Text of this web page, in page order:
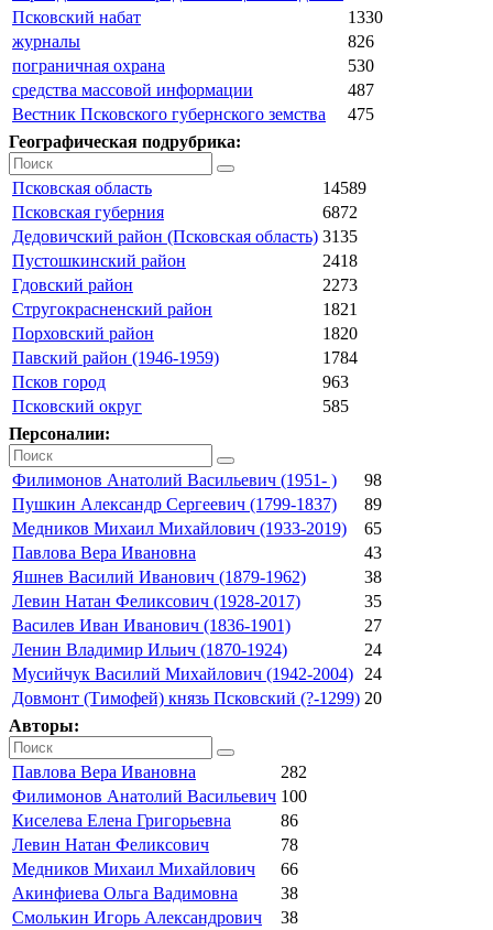
Псковский набат
1330
журналы
826
пограничная охрана
530
средства массовой информации
487
Вестник Псковского губернского земства
475
Географическая подрубрика:
Псковская область
14589
Псковская губерния
6872
Дедовичский район (Псковская область) 3135
Пустошкинский район
2418
Гдовский район
2273
Стругокрасненский район
1821
Порховский район
1820
Павский район (1946-1959)
1784
Псков город
963
Псковский округ
585
Персоналии:
Филимонов Анатолий Васильевич (1951- )
98
Пушкин Александр Сергеевич (1799-1837)
89
Медников Михаил Михайлович (1933-2019)
65
Павлова Вера Ивановна
43
Яшнев Василий Иванович (1879-1962)
38
Левин Натан Феликсович (1928-2017)
35
Василев Иван Иванович (1836-1901)
27
Ленин Владимир Ильич (1870-1924)
24
Мусийчук Василий Михайлович (1942-2004)
24
Довмонт (Тимофей) князь Псковский (?-1299) 20
Авторы:
Павлова Вера Ивановна
282
Филимонов Анатолий Васильевич 100
Киселева Елена Григорьевна
86
Левин Натан Феликсович
78
Медников Михаил Михайлович
66
Акинфиева Ольга Вадимовна
38
Смолькин Игорь Александрович
38